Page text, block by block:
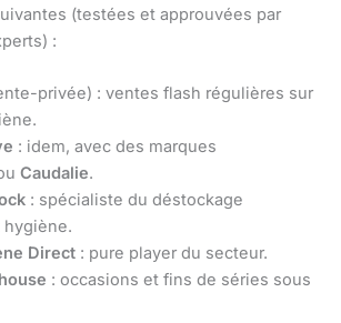
(testées et approuvées par
:
privée) : ventes flash régulières sur
: idem, avec des marques
Caudalie.
: spécialiste du déstockage
Direct : pure player du secteur.
: occasions et fins de séries sous